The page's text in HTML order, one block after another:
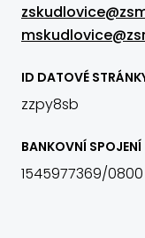
ID DATOVÉ
zzpy8sb
BANKOVNÍ SPOJENÍ
1545977369/0800